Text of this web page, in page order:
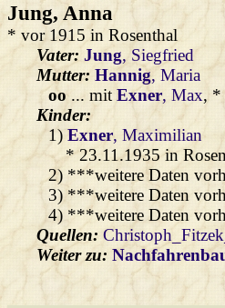
Jung, Anna
* vor 1915 in Rosenthal
Vater: Jung, Siegfried
Mutter: Hannig, Maria
oo... mitExner, Max, *
Kinder:
1)Exner, Maximilian
* 23.11.1935 in
2) ***weitere Daten
3) ***weitere Daten
4) ***weitere Daten
Quellen:
Weiter zu: